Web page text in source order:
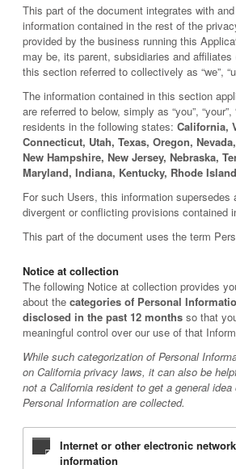
This part of the document integrates with
information contained in the rest of the
provided by the business running this
may be, its parent, subsidiaries and
this section referred to collectively as “we”,
The information contained in this section
are referred to below, simply as “you”, “your”,
residents in the following states: California,
Connecticut, Utah, Texas, Oregon,
New Hampshire, New Jersey, Nebraska,
Maryland, Indiana, Kentucky, Rhode
For such Users, this information supersedes
divergent or conflicting provisions contained
This part of the document uses the term
Notice at collection
The following Notice at collection provides
about the categories of Personal
disclosed in the past 12 months so that
meaningful control over our use of that
While such categorization of Personal
on California privacy laws, it can also be
not a California resident to get a general
Personal Information are collected.
Internet or other electronic
information